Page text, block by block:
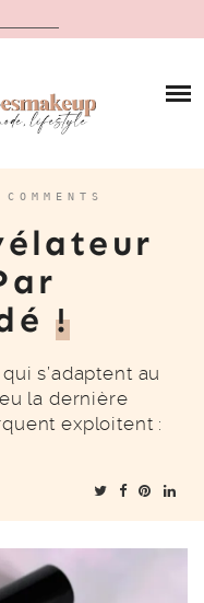
!
s’adaptent au
la dernière
exploitent :